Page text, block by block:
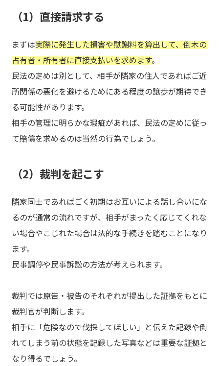
（1）直接請求する
まずは実際に発生した損害や慰謝料を算出して、倒木の
占有者・所有者に直接支払いを求めます。
民法の定めは別として、相手が隣家の住人であればご近
所関係の悪化を避けるためにある程度の譲歩が期待でき
る可能性があります。
相手の管理に明らかな瑕疵があれば、民法の定めに従っ
て賠償を求めるのは当然の行為でしょう。
（2）裁判を起こす
隣家同士であればごく初期はお互いによる話し合いにな
るのが通常の流れですが、相手がまったく応じてくれな
い場合やこじれた場合は法的な手続きを踏むことになり
ます。
民事調停や民事訴訟の方法が考えられます。
裁判では原告・被告のそれぞれが提出した証拠をもとに
裁判官が判断します。
相手に「危険なので伐採してほしい」と伝えた記録や倒
れてしまう前の状態を記録した写真などは重要な証拠と
なり得るでしょう。